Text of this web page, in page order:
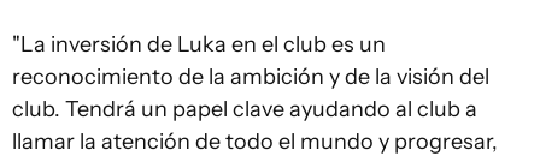
"La inversión de Luka en el club es un
reconocimiento de la ambición y de la visión del
club. Tendrá un papel clave ayudando al club a
llamar la atención de todo el mundo y progresar,